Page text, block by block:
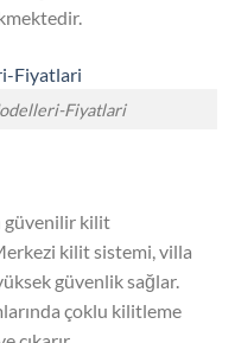
Fiyatlari
güvenilir kilit
kilit sistemi, villa
güvenlik sağlar.
çoklu kilitleme